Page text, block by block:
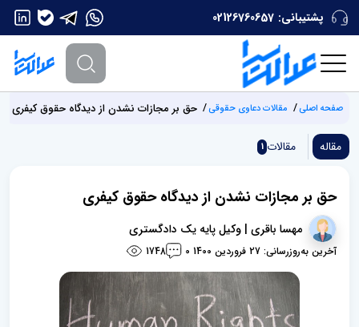
پشتیبانی: 02126760657
صفحه اصلی مقالات دعاوی حقوقی حق بر مجازات نشدن از دیدگاه حقوق کیفری
مقاله مقالات 1
حق بر مجازات نشدن از دیدگاه حقوق کیفری
مهسا باقری | وکیل پایه یک دادگستری
آخرین به‌روزرسانی: 27 فروردین 1400 0
1748